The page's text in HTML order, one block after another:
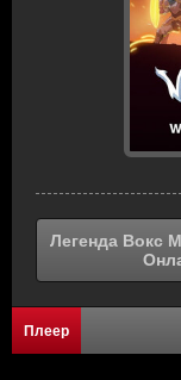
Легенда Вокс
Плеер